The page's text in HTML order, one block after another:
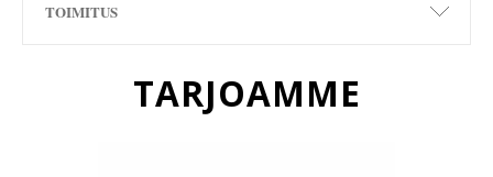
TOIMITUS
TARJOAMME